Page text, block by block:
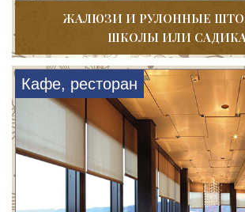
ЖАЛЮЗИ И РУЛОННЫЕ
ШКОЛЫ ИЛИ САДИКА
Кафе, ресторан